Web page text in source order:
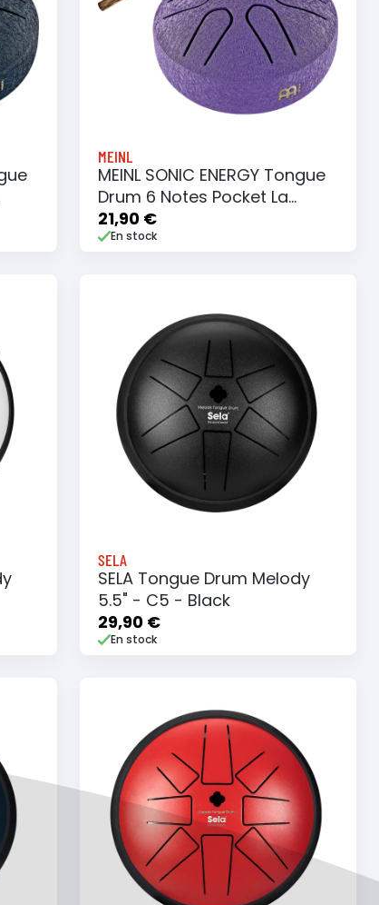
MEINL
MEINL SONIC ENERGY Tongue
Drum 6 Notes Pocket La
Majeur - Purple
21,90 €
En stock
Ajouter au panierAjouter à ma liste
SELA
SELA Tongue Drum Melody
5.5" - C5 - Black
29,90 €
En stock
Ajouter au panierAjouter à ma liste